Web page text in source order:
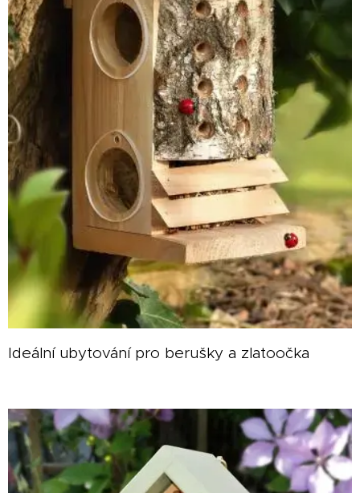
Ideální ubytování pro berušky a zlatoočka